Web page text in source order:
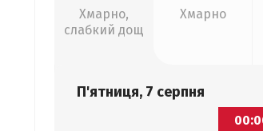
Хмарно,
слабкий дощ
Хмарно
П'ятниця, 7 серпня